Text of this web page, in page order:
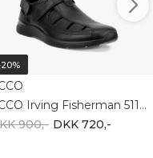
ECCO Irving Fisherman 511764-01001
900,- DKK 720,-